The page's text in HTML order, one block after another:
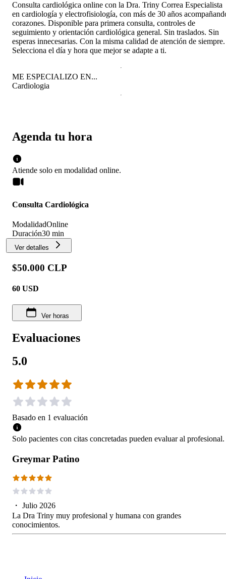
Agenda tu hora
Atiende solo en modalidad online.
Consulta Cardiológica
ModalidadOnline
Duración30 min
Ver detalles
$50.000 CLP
60 USD
Ver horas
Evaluaciones
5.0
Basado en 1 evaluación
Solo pacientes con citas concretadas pueden evaluar al profesional.
Greymar Patino
・ Julio 2026
La Dra Triny muy profesional y humana con grandes
conocimientos.
Consulta cardiológica online con la Dra. Triny Correa Especialista
en cardiología y electrofisiología, con más de 30 años
corazones. Disponible para primera consulta, controles de
seguimiento y orientación cardiológica general. Sin traslados. Sin
esperas innecesarias. Con la misma calidad de atención de siempre.
Selecciona el día y hora que mejor se adapte a ti.
ME ESPECIALIZO EN...
Cardiologia